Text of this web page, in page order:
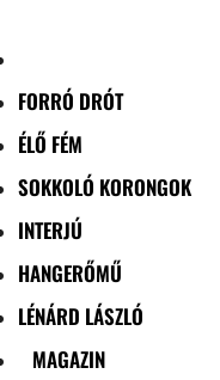
FORRÓ DRÓT
ÉLŐ FÉM
SOKKOLÓ KORONGOK
INTERJÚ
HANGERŐMŰ
LÉNÁRD LÁSZLÓ
MAGAZIN